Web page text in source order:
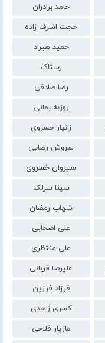
حامد برادران
حجت اشرف زاده
حمید هیراد
رستاک
رضا صادقی
روزبه بمانی
زانیار خسروی
سروش رضایی
سیروان خسروی
سینا سرلک
شهاب رمضان
علی اصحابی
علی منتظری
علیرضا قربانی
فرزاد فرزین
کسری زاهدی
مازیار فلاحی